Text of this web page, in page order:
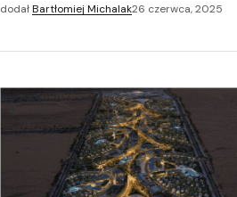
dodał Bartłomiej Michalak26 czerwca, 2025